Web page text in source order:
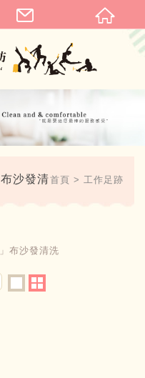
首頁 工作足跡
沙發清
布沙發清洗